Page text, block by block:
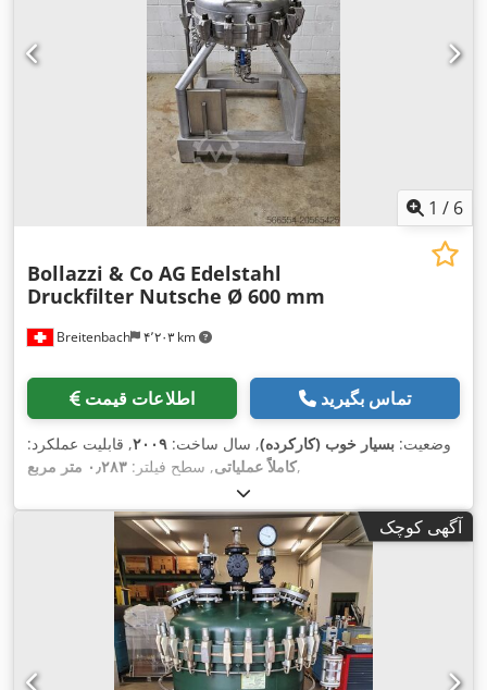
1 / 6
Breitenbach ۴٬۲۰۳ km
Bollazzi & Co AG Edelstahl
Druckfilter Nutsche Ø 600 mm
اطلاعات قیمت تماس بگیرید
وضعیت: بسیار خوب (کارکرده), سال ساخت: ۲۰۰۹, قابلیت عملکرد:
کاملاً عملیاتی, سطح فیلتر: ۰٫۲۸۳ متر مربع ,
آگهی کوچک